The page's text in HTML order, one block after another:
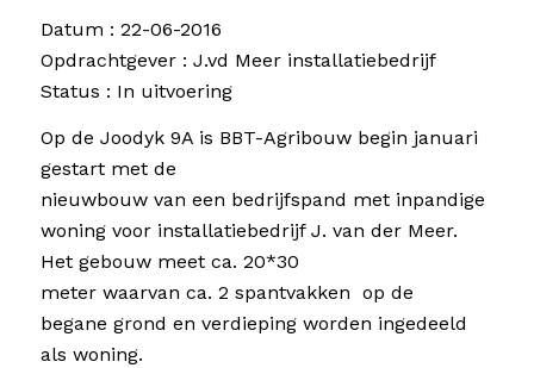
Datum : 22-06-2016
Opdrachtgever : J.vd Meer installatiebedrijf
Status : In uitvoering
Op de Joodyk 9A is BBT-Agribouw begin januari
gestart met de
nieuwbouw van een bedrijfspand met inpandige
woning voor installatiebedrijf J. van der Meer.
Het gebouw meet ca. 20*30
meter waarvan ca. 2 spantvakken op de
begane grond en verdieping worden ingedeeld
als woning.